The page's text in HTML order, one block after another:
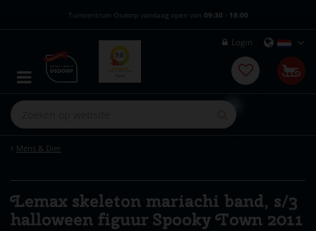
Mens & Dier
Tuincentrum Osdorp vandaag open van 09:30 - 18:00
Login
Lemax skeleton mariachi band, s/3
halloween figuur Spooky Town 2011